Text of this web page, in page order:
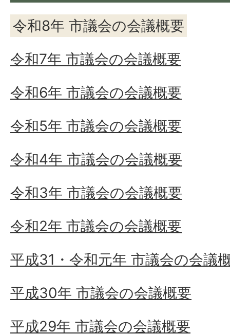
令和8年 市議会の会議概要
令和7年 市議会の会議概要
令和6年 市議会の会議概要
令和5年 市議会の会議概要
令和4年 市議会の会議概要
令和3年 市議会の会議概要
令和2年 市議会の会議概要
平成31・令和元年 市議会の会議
平成30年 市議会の会議概要
平成29年 市議会の会議概要